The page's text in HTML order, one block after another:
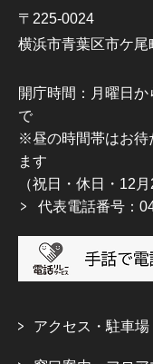
〒225-0024
横浜市青葉区市ケ尾
開庁時間：月曜日
で
※昼の時間帯はお待
ます
（祝日・休日・12
代表電話番号：
アクセス・駐車場